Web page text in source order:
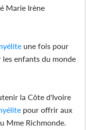
Marie Irène
une fois pour
enfants du monde
la Côte d'Ivoire
pour offrir aux
Mme Richmonde.